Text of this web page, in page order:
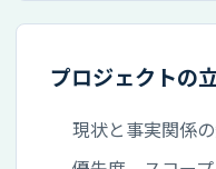
プロジェクトの
現状と事実関係